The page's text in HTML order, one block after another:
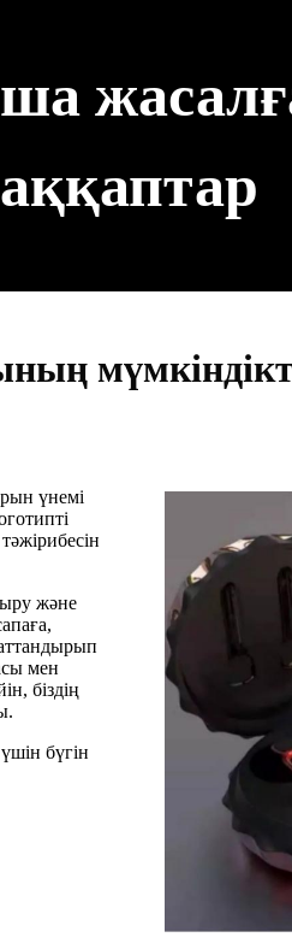
үнемі
және
мен
біздің
бүгін